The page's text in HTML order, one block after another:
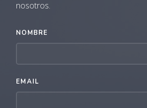
nosotros.
NOMBRE
EMAIL